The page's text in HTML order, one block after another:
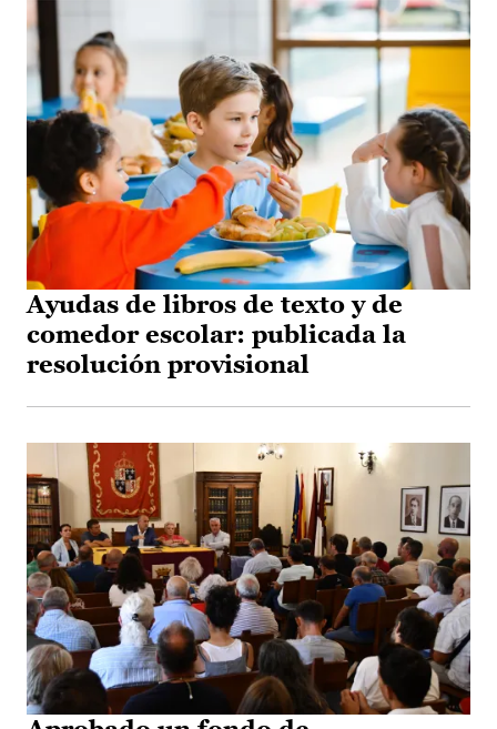
Ayudas de libros de texto y de
comedor escolar: publicada la
resolución provisional